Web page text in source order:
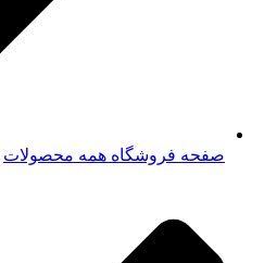
صفحه فروشگاه همه محصولات​